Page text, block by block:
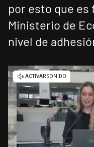
por esto que es
Ministerio de
nivel de